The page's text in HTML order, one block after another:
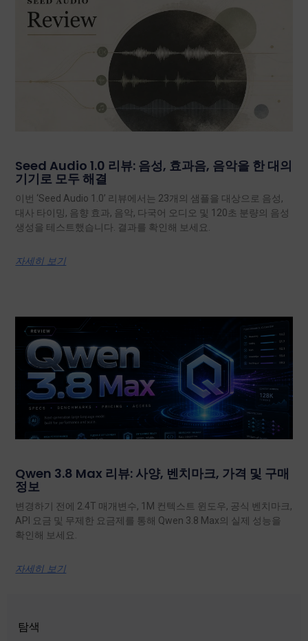
Seed Audio 1.0 리뷰: 음성, 효과음, 음악을 한 대의
기기로 모두 해결
이번 ‘Seed Audio 1.0’ 리뷰에서는 23개의 샘플을 대상으로 음성,
대사 타이밍, 음향 효과, 음악, 다국어 오디오 및 120초 분량의 음성
생성을 테스트했습니다. 결과를 확인해 보세요.
자세히 보기
Qwen 3.8 Max 리뷰: 사양, 벤치마크, 가격 및 구매
정보
변경하기 전에 2.4T 매개변수, 1M 컨텍스트 윈도우, 공식 벤치마크,
API 요금 및 무제한 요금제를 통해 Qwen 3.8 Max의 실제 성능을
확인해 보세요.
자세히 보기
탐색